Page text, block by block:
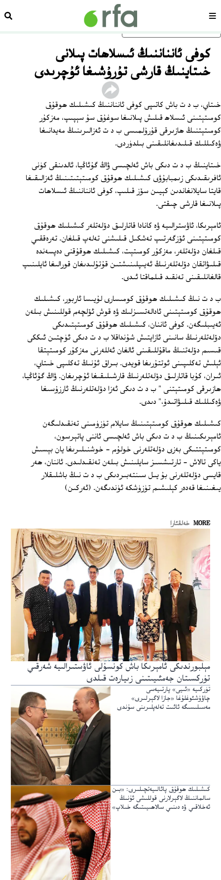
ئاساسلىق مەزمۇنغا ئاتلاڭسەھىپە
كوفى ئانناننىڭ ئىسلاھات پىلانى
خىتاينىڭ قارشى تۇرۇشىغا ئۇچرىدى
خىتاي، ب د ت باش كاتىپى كوفى ئانناننىڭ كىشىلىك ھوقۇق
كومىتېتىنى ئىسلاھ قىلىش پىلانىغا سوغۇق سۇ سېپىپ، مەزكۇر
كومىتېتنىڭ ھازىرقى قۇرۇلمىسى ب د ت ئەزالىرىنىڭ مەيدانىغا
ۋەكىللىك قىلىدىغانلىقىنى بىلدۈردى.
خىتاينىڭ ب د ت دىكى باش ئەلچىسى ۋاڭ گۇئاڭيا، ئالدىنقى كۈنى
ئافرىقىدىكى زىمبابۇۋى كىشىلىك ھوقۇق كومىتېتىتىنىڭ ئەزالىقىغا
قايتا سايلانغاندىن كېيىن سۆز قىلىپ، كوفى ئانناننىڭ ئىسلاھات
پىلانىغا قارشى چىقتى.
ئامېرىكا، ئاۋسترالىيە ۋە كانادا قاتارلىق دۆلەتلەر كىشىلىك ھوقۇق
كومىتېتىنى ئۆزگەرتىپ تەشكىل قىلىشنى تەلەپ قىلغان. تەرەققىي
قىلغان دۆلەتلەر، مەزكۇر كومىتېت، كىشىلىك ھوقۇقنى دەپسەندە
قىلىۋاتقان دۆلەتلەرنىڭ ئەيىپلىنىشتىن قۇتۇلىدىغان قورالىغا ئايلىنىپ
قالغانلىقىنى تەنقىد قىلماقتا ئىدى.
ب د ت نىڭ كىشىلىك ھوقۇق كومىسارى لۇيىسا ئاربور، كىشىلىك
ھوقۇق كومىتېتىنى ئادالەتسىزلىك ۋە قوش ئۆلچەم قوللىنىش بىلەن
ئەيىبلىگەن. كوفى ئاننان، كىشىلىك ھوقۇق كومىتېتىدىكى
دۆلەتلەرنىڭ سانىنى ئازايتىش شۇنداقلا ب د ت دىكى ئۈچتىن ئىككى
قىسىم دۆلەتنىڭ ماقۇللىقىنى ئالغان ئەللەرنى مەزكۇر كومىتېتقا
ئېلىش تەكلىپىنى ئوتتۇرىغا قويدى. بىراق ئۇنىڭ تەكلىپى خىتاي،
ئىران، كۇبا قاتارلىق دۆلەتلەرنىڭ قارشىلىقىغا ئۇچرىغان. ۋاڭ گۇئاڭيا،
ھازىرقى كومىتېتنى " ب د ت دىكى ئەزا دۆلەتلەرنىڭ ئارزۇسىغا
ۋەكىللىك قىلىۋاتىدۇ،" دىدى.
كىشىلىك ھوقۇق كومىتېتىنىڭ سايلام تۈزۈمىنى تەنقىدلىگەن
ئامېرىكىنىڭ ب د ت دىكى باش ئەلچىسى ئاننى پاتېرسون،
كومىتېتتىكى بەزى دۆلەتلەرنى خولۇم - خوشنىلىرىغا يان بېسىش
ياكى تالاش - تارتىشسىز سايلىنىش بىلەن تەنقىدلىدى. ئاننان، ھەر
قايسى دۆلەتلەرنى بۇ يىل سىنتەبىردىكى ب د ت نىڭ باشلىقلار
يىغىنىغا قەدەر كېلىشىم تۈزۈشكە ئۈندىگەن. (ئەركىن)
MORE خەلقئارا
مېلبورندىكى ئامېرىكا باش كونسۇلى ئاۋستىرالىيە شەرقىي
تۈركسىتان جەمئىيىتىنى زىيارەت قىلدى
تۈركىيە «ئىيى» پارتىيەسى
چاۋۇشئوغلۇغا «جازا لاگېرلىرى»
مەسىلىسىگە ئائىت تەلەپلىرىنى سۇندى
كىشىلىك ھوقۇق پائالىيەتچىلىرى: «بىن
سالماننىڭ لاگېرلارنى قوللىشى ئۇنىڭ
ئەخلاقىي ۋە دىنىي سالاھىيىتىگە خىلاپ»